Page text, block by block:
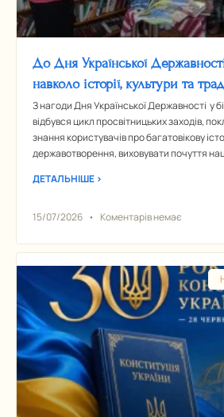
До Дня Української
навколо історії, культури та
З нагоди Дня Української Державності у
відбувся цикл просвітницьких заходів,
знання користувачів про багатовікову
державотворення, виховувати почуття
ДЕТАЛЬНІШЕ >
15/07/2026 Коментарів немає